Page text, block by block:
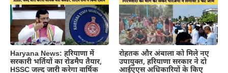
Haryana News: हरियाणा में
सरकारी भर्तियों का रोडमैप तैयार,
HSSC जल्द जारी करेगा वार्षिक
रोहतक और अंबाला को मिले नए
उपायुक्त, हरियाणा सरकार ने दो
आईएएस अधिकारियों के किए